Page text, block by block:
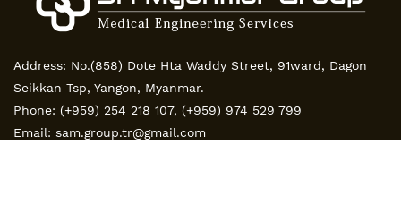
Address: No.(858) Dote Hta Waddy Street, 91ward, Dagon
Seikkan Tsp, Yangon, Myanmar.
Phone: (+959) 254 218 107, (+959) 974 529 799
Email: sam.group.tr@gmail.com